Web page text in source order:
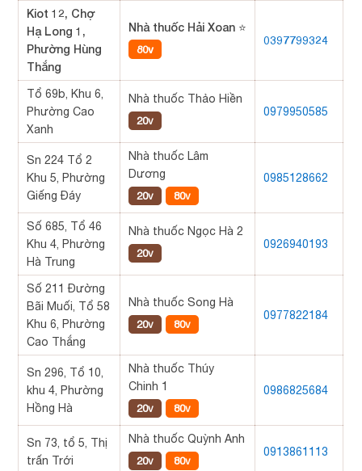
Kiot 12, Chợ
Hạ Long 1,
Phường Hùng
Thắng
Nhà thuốc Hải Xoan ⭐
80v
0397799324
Tổ 69b, Khu 6,
Phường Cao
Xanh
Nhà thuốc Thảo Hiền
20v
0979950585
Sn 224 Tổ 2
Khu 5, Phường
Giếng Đáy
Nhà thuốc Lâm
Dương
20v 80v
0985128662
Số 685, Tổ 46
Khu 4, Phường
Hà Trung
Nhà thuốc Ngọc Hà 2
20v
0926940193
Số 211 Đường
Bãi Muối, Tổ 58
Khu 6, Phường
Cao Thắng
Nhà thuốc Song Hà
20v 80v
0977822184
Sn 296, Tổ 10,
khu 4, Phường
Hồng Hà
Nhà thuốc Thúy
Chinh 1
20v 80v
0986825684
Sn 73, tổ 5, Thị
trấn Trới
Nhà thuốc Quỳnh Anh
20v 80v
0913861113